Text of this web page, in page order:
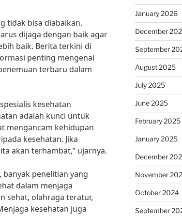
tidak bisa diabaikan.
dijaga dengan baik agar
baik. Berita terkini di
penting mengenai
terbaru dalam
kesehatan
adalah kunci untuk
mengancam kehidupan
kesehatan. Jika
akan terhambat,” ujarnya.
penelitian yang
dalam menjaga
sehat, olahraga teratur,
kesehatan juga
January 2026
December
September
August 2025
July 2025
June 2025
February 2025
January 2025
December
November
October 2024
September